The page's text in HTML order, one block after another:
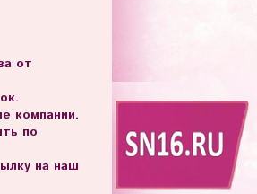
от
компании.
по
на наш